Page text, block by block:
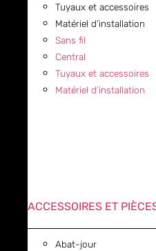
Tuyaux et accessoires
Matériel d’installation
Sans fil
Central
Tuyaux et accessoires
Matériel d’installation
ACCESSOIRES ET
Abat-jour